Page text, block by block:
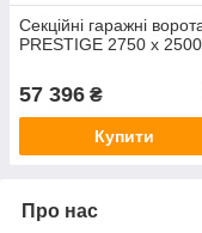
Секційні гаражні
PRESTIGE 2750 x 2500
57 396 ₴
Купити
Про нас